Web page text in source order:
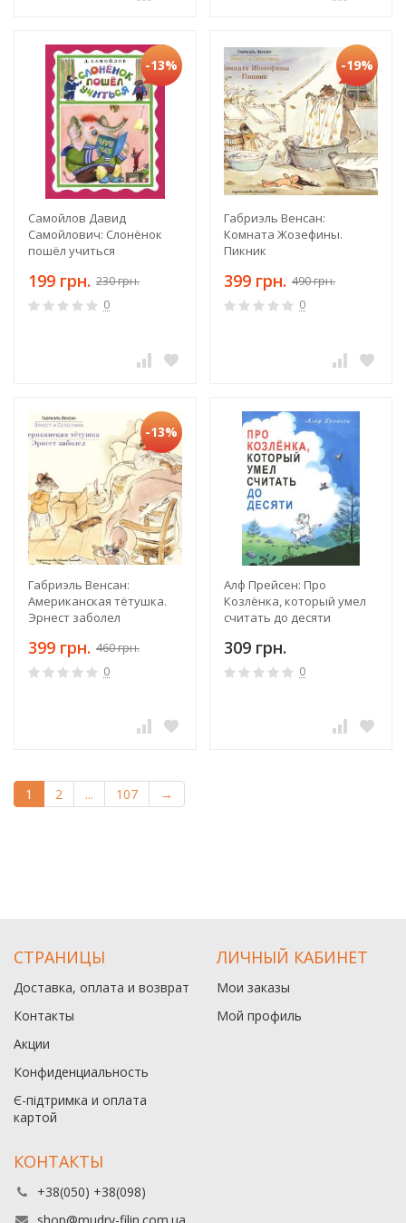
-13%
Самойлов Давид
Самойлович: Слонёнок
пошёл учиться
199 грн. 230 грн.
0
-19%
Габриэль Венсан:
Комната Жозефины.
Пикник
399 грн. 490 грн.
0
-13%
Габриэль Венсан:
Американская тётушка.
Эрнест заболел
399 грн. 460 грн.
0
Алф Прейсен: Про
Козлёнка, который умел
считать до десяти
309 грн.
0
1 2 ... 107 →
СТРАНИЦЫ
Доставка, оплата и возврат
Контакты
Акции
Конфиденциальность
Є-підтримка и оплата
картой
ЛИЧНЫЙ КАБИНЕТ
Мои заказы
Мой профиль
КОНТАКТЫ
+38(050) +38(098)